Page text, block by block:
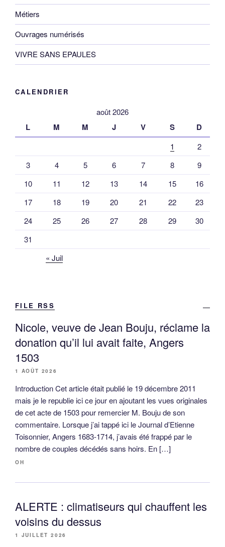
Métiers
Ouvrages numérisés
VIVRE SANS EPAULES
CALENDRIER
août 2026
L M M J V S D
1
2
3
4 5 6 7 8
9
10
11 12 13 14 15
16
17
18 19 20 21 22
23
24
25 26 27 28 29
30
31
« Juil
FILE RSS
Nicole, veuve de Jean Bouju, réclame la
donation qu’il lui avait faite, Angers
1503
1 AOÛT 2026
Introduction Cet article était publié le 19 décembre 2011
mais je le republie ici ce jour en ajoutant les vues originales
de cet acte de 1503 pour remercier M. Bouju de son
commentaire. Lorsque j’ai tappé ici le Journal d’Etienne
Toisonnier, Angers 1683-1714, j’avais été frappé par le
nombre de couples décédés sans hoirs. En […]
OH
ALERTE : climatiseurs qui chauffent les
voisins du dessus
1 JUILLET 2026